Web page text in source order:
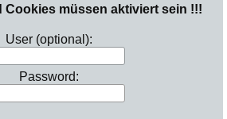
Cookies müssen aktiviert sein !!!
User (optional):
Password: